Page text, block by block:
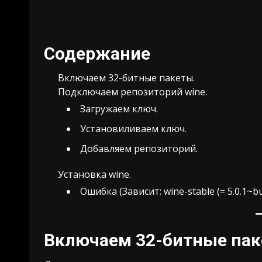
Содержание
Включаем 32-битные пакеты.
Подключаем репозиторий wine.
Загружаем ключ.
Установиливаем ключ.
Добавляем репозиторий.
Установка wine.
Ошибка (Зависит: wine-stable (=
Включаем 32-битные